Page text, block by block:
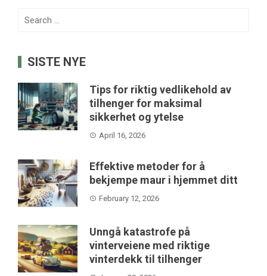
Search
SISTE NYE
Tips for riktig vedlikehold av
tilhenger for maksimal
sikkerhet og ytelse
April 16, 2026
Effektive metoder for å
bekjempe maur i hjemmet ditt
February 12, 2026
Unngå katastrofe på
vinterveiene med riktige
vinterdekk til tilhenger